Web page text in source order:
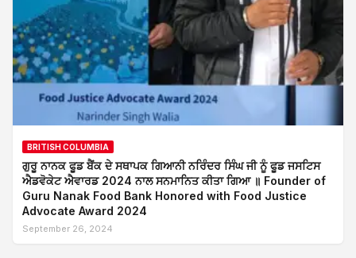
BRITISH COLUMBIA
ਗੁਰੂ ਨਾਨਕ ਫੂਡ ਬੈਂਕ ਦੇ ਸਥਾਪਕ ਗਿਆਨੀ ਨਰਿੰਦਰ ਸਿੰਘ ਜੀ ਨੂੰ ਫੂਡ ਜਸਟਿਸ
ਐਡਵੋਕੇਟ ਐਵਾਰਡ 2024 ਨਾਲ ਸਨਮਾਨਿਤ ਕੀਤਾ ਗਿਆ ॥ Founder of
Guru Nanak Food Bank Honored with Food Justice
Advocate Award 2024
September 26, 2024